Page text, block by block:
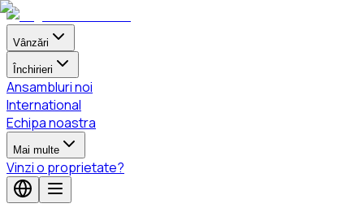
Vânzări
Închirieri
Ansambluri noi
International
Echipa noastra
Mai multe
Vinzi o proprietate?